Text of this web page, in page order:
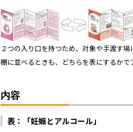
２つの入り口を持つため、対象や手渡す場
棚に並べるときも、どちらを表にするかで
内容
表：「妊娠とアルコール」